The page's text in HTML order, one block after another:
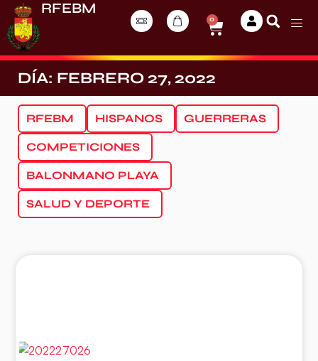
RFEBM
0
DÍA: FEBRERO 27, 2022
RFEBM HISPANOS GUERRERAS
COMPETICIONES
BALONMANO PLAYA
SALUD Y DEPORTE